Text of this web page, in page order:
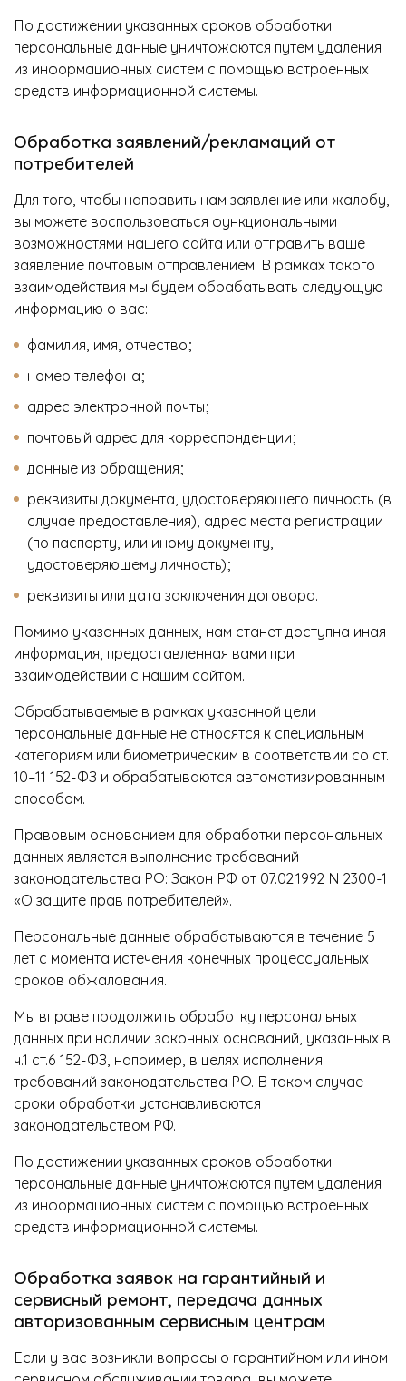
По достижении указанных сроков обработки
персональные данные уничтожаются путем удаления
из информационных систем с помощью встроенных
средств информационной системы.
Обработка заявлений/рекламаций от
потребителей
Для того, чтобы направить нам заявление или жалобу,
вы можете воспользоваться функциональными
возможностями нашего сайта или отправить ваше
заявление почтовым отправлением. В рамках такого
взаимодействия мы будем обрабатывать следующую
информацию о вас:
фамилия, имя, отчество;
номер телефона;
адрес электронной почты;
почтовый адрес для корреспонденции;
данные из обращения;
реквизиты документа, удостоверяющего личность (в
случае предоставления), адрес места регистрации
(по паспорту, или иному документу,
удостоверяющему личность);
реквизиты или дата заключения договора.
Помимо указанных данных, нам станет доступна иная
информация, предоставленная вами при
взаимодействии с нашим сайтом.
Обрабатываемые в рамках указанной цели
персональные данные не относятся к специальным
категориям или биометрическим в соответствии со ст.
10–11 152-ФЗ и обрабатываются автоматизированным
способом.
Правовым основанием для обработки персональных
данных является выполнение требований
законодательства РФ: Закон РФ от 07.02.1992 N 2300-1
«О защите прав потребителей».
Персональные данные обрабатываются в течение 5
лет с момента истечения конечных процессуальных
сроков обжалования.
Мы вправе продолжить обработку персональных
данных при наличии законных оснований, указанных в
ч.1 ст.6 152-ФЗ, например, в целях исполнения
требований законодательства РФ. В таком случае
сроки обработки устанавливаются
законодательством РФ.
По достижении указанных сроков обработки
персональные данные уничтожаются путем удаления
из информационных систем с помощью встроенных
средств информационной системы.
Обработка заявок на гарантийный и
сервисный ремонт, передача данных
авторизованным сервисным центрам
Если у вас возникли вопросы о гарантийном или ином